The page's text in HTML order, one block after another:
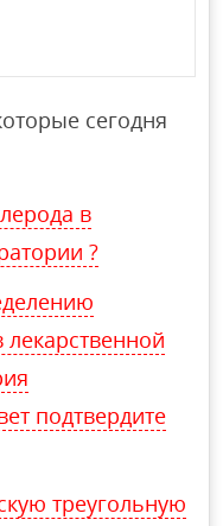
сегодня
в
?
подтвердите
треугольную